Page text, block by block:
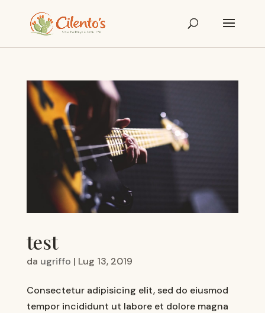
test
da ugriffo | Lug 13, 2019
Consectetur adipisicing elit, sed do eiusmod
tempor incididunt ut labore et dolore magna